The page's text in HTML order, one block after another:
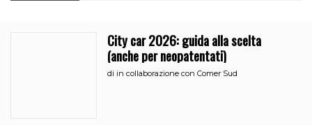
City car 2026: guida alla scelta
(anche per neopatentati)
di in collaborazione con Comer Sud